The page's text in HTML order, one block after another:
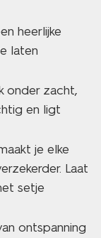
heerlijke
laten
onder zacht,
en ligt
je elke
Laat
setje
ontspanning